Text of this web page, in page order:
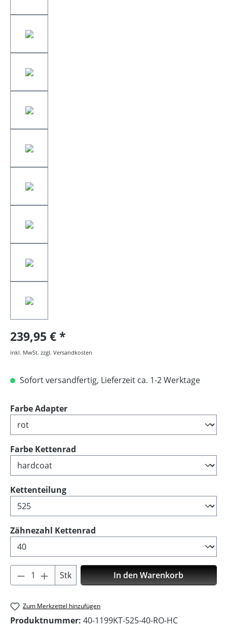
239,95 €
inkl. MwSt. zzgl. Versandkosten
Sofort versandfertig, Lieferzeit ca. 1-2 Werktage
Farbe Adapterauswählen
Farbe Kettenrad
Kettenteilungauswählen
Zähnezahl Kettenrad
Produkt Anzahl: Gib den gewünschten
Stk In den Warenkorb
Zum Merkzettel hinzufügen
Produktnummer: 40-1199KT-525-40-RO-HC